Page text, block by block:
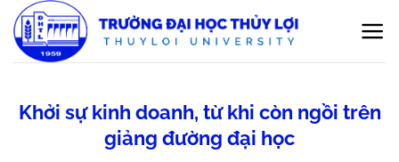
qua
nội
Khởi sự kinh doanh, từ khi còn ngồi trên
giảng đường đại học